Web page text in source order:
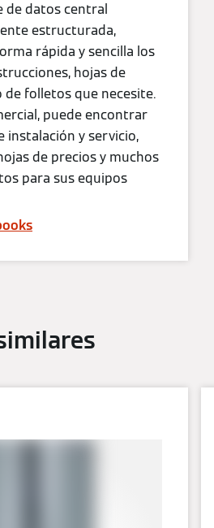
de datos central
estructurada,
rápida y sencilla los
hojas de
folletos que necesite.
puede encontrar
instalación y servicio,
de precios y muchos
para sus equipos